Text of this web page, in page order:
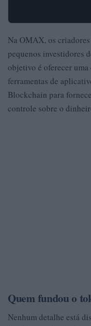
Na OMAX, os
pequenos investidores
objetivo é oferecer
ferramentas de
Blockchain para
controle sobre o
Quem fundou o
Nenhum detalhe está